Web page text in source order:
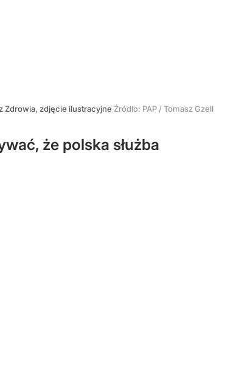
Zdrowia, zdjęcie ilustracyjne Źródło: PAP /Tomasz Gzell
że polska służba